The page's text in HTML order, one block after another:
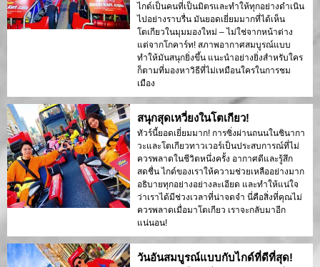
ไกด์เป็นคนที่เป็นมิตรและทำให้ทุกอย่างดำเนิน
ไปอย่างราบรื่น มันยอดเยี่ยมมากที่ได้เห็น
โตเกียวในมุมมองใหม่ – ไม่ใช่จากหน้าต่าง
แต่จากโกคาร์ท! สภาพอากาศสมบูรณ์แบบ
ทำให้มันสนุกยิ่งขึ้น แนะนำอย่างยิ่งสำหรับใคร
ก็ตามที่มองหาวิธีที่ไม่เหมือนใครในการชม
เมือง
สนุกสุดเหวี่ยงในโตเกียว!
ทัวร์นี้ยอดเยี่ยมมาก! การซิ่งผ่านถนนในชินากา
วะและโตเกียวทาวเวอร์เป็นประสบการณ์ที่ไม่
ควรพลาดในชีวิตหนึ่งครั้ง อากาศดีและรู้สึก
สดชื่น ไกด์ของเราให้ความช่วยเหลืออย่างมาก
อธิบายทุกอย่างอย่างละเอียด และทำให้แน่ใจ
ว่าเราได้มีช่วงเวลาที่น่าจดจำ นี่คือสิ่งที่คุณไม่
ควรพลาดเมื่อมาโตเกียว เราจะกลับมาอีก
แน่นอน!
วันอันสมบูรณ์แบบกับไกด์ที่ดีที่สุด!